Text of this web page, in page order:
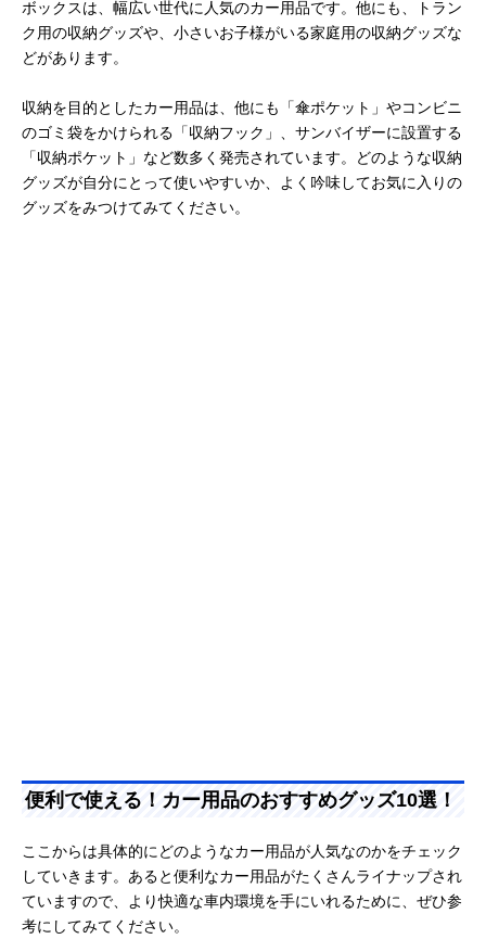
ボックスは、幅広い世代に人気のカー用品です。他にも、トラン
ク用の収納グッズや、小さいお子様がいる家庭用の収納グッズな
どがあります。
収納を目的としたカー用品は、他にも「傘ポケット」やコンビニ
のゴミ袋をかけられる「収納フック」、サンバイザーに設置する
「収納ポケット」など数多く発売されています。どのような収納
グッズが自分にとって使いやすいか、よく吟味してお気に入りの
グッズをみつけてみてください。
便利で使える！カー用品のおすすめグッズ10選！
ここからは具体的にどのようなカー用品が人気なのかをチェック
していきます。あると便利なカー用品がたくさんライナップされ
ていますので、より快適な車内環境を手にいれるために、ぜひ参
考にしてみてください。